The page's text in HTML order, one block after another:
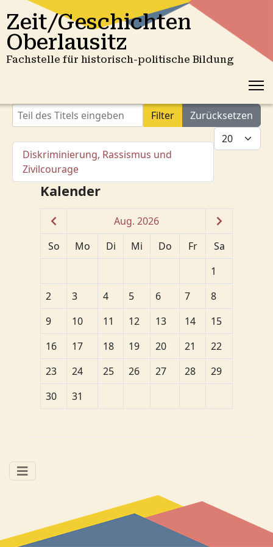
Zeit/Geschichten
Oberlausitz
Fachstelle für historisch-politische Bildung
Teil des Titels eingeben Filter
Zurücksetzen
Anzeige #
Diskriminierung, Rassismus und
Zivilcourage
Kalender
Aug. 2026
So
Mo Di Mi Do Fr
Sa
1
2
3 4 5 6 7
8
9
10 11 12 13 14
15
16
17 18 19 20 21
22
23
24 25 26 27 28
29
30
31